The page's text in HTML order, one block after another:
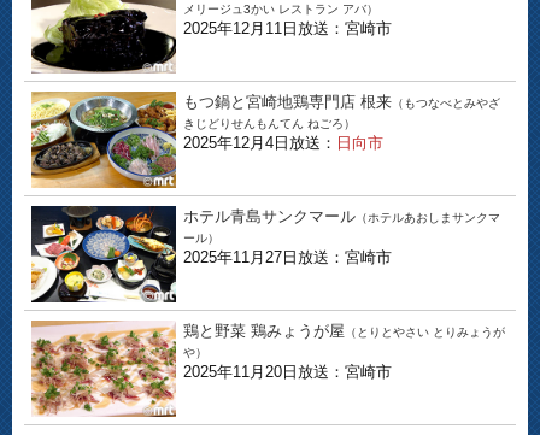
メリージュ3かい レストラン アバ）
2025年12月11日放送：宮崎市
もつ鍋と宮崎地鶏専門店 根来 （もつなべとみやざ
きじどりせんもんてん ねごろ）
2025年12月4日放送： 日向市
ホテル青島サンクマール （ホテルあおしまサンクマ
ール）
2025年11月27日放送：宮崎市
鶏と野菜 鶏みょうが屋 （とりとやさい とりみょうが
や）
2025年11月20日放送：宮崎市